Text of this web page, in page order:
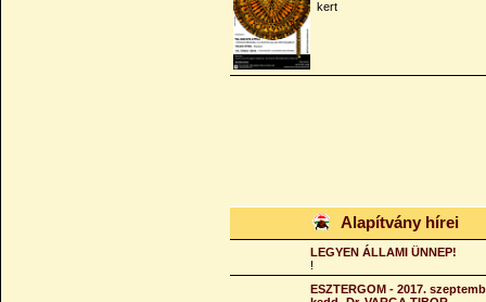
kert
Alapítvány hírei
LEGYEN ÁLLAMI ÜNNEP!
!
ESZTERGOM - 2017.